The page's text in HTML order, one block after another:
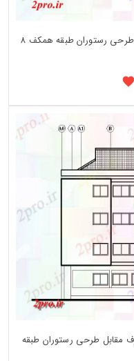
دانلود نقشه هتل - رستوران - اقامتگاه x4m طرحی رستوران طبقه همکف 8
مقابل طرحی رستوران طبقه